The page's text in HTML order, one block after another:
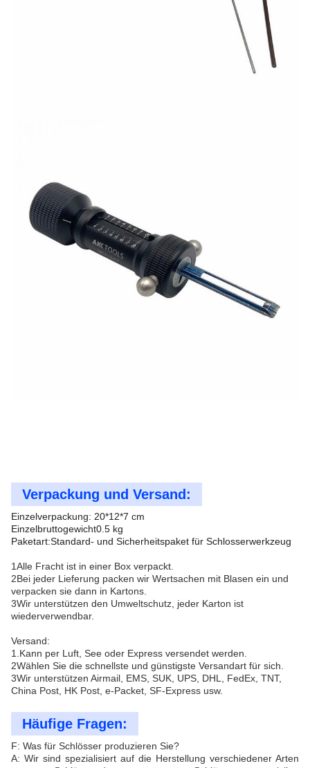
Verpackung und Versand:
Einzelverpackung: 20*12*7 cm
Einzelbruttogewicht0.5 kg
Paketart:Standard- und Sicherheitspaket für Schlosserwerkzeug
1Alle Fracht ist in einer Box verpackt.
2Bei jeder Lieferung packen wir Wertsachen mit Blasen ein und
verpacken sie dann in Kartons.
3Wir unterstützen den Umweltschutz, jeder Karton ist
wiederverwendbar.
Versand:
1.Kann per Luft, See oder Express versendet werden.
2Wählen Sie die schnellste und günstigste Versandart für sich.
3Wir unterstützen Airmail, EMS, SUK, UPS, DHL, FedEx, TNT,
China Post, HK Post, e-Packet, SF-Express usw.
Häufige Fragen:
F: Was für Schlösser produzieren Sie?
A: Wir sind spezialisiert auf die Herstellung verschiedener Arten